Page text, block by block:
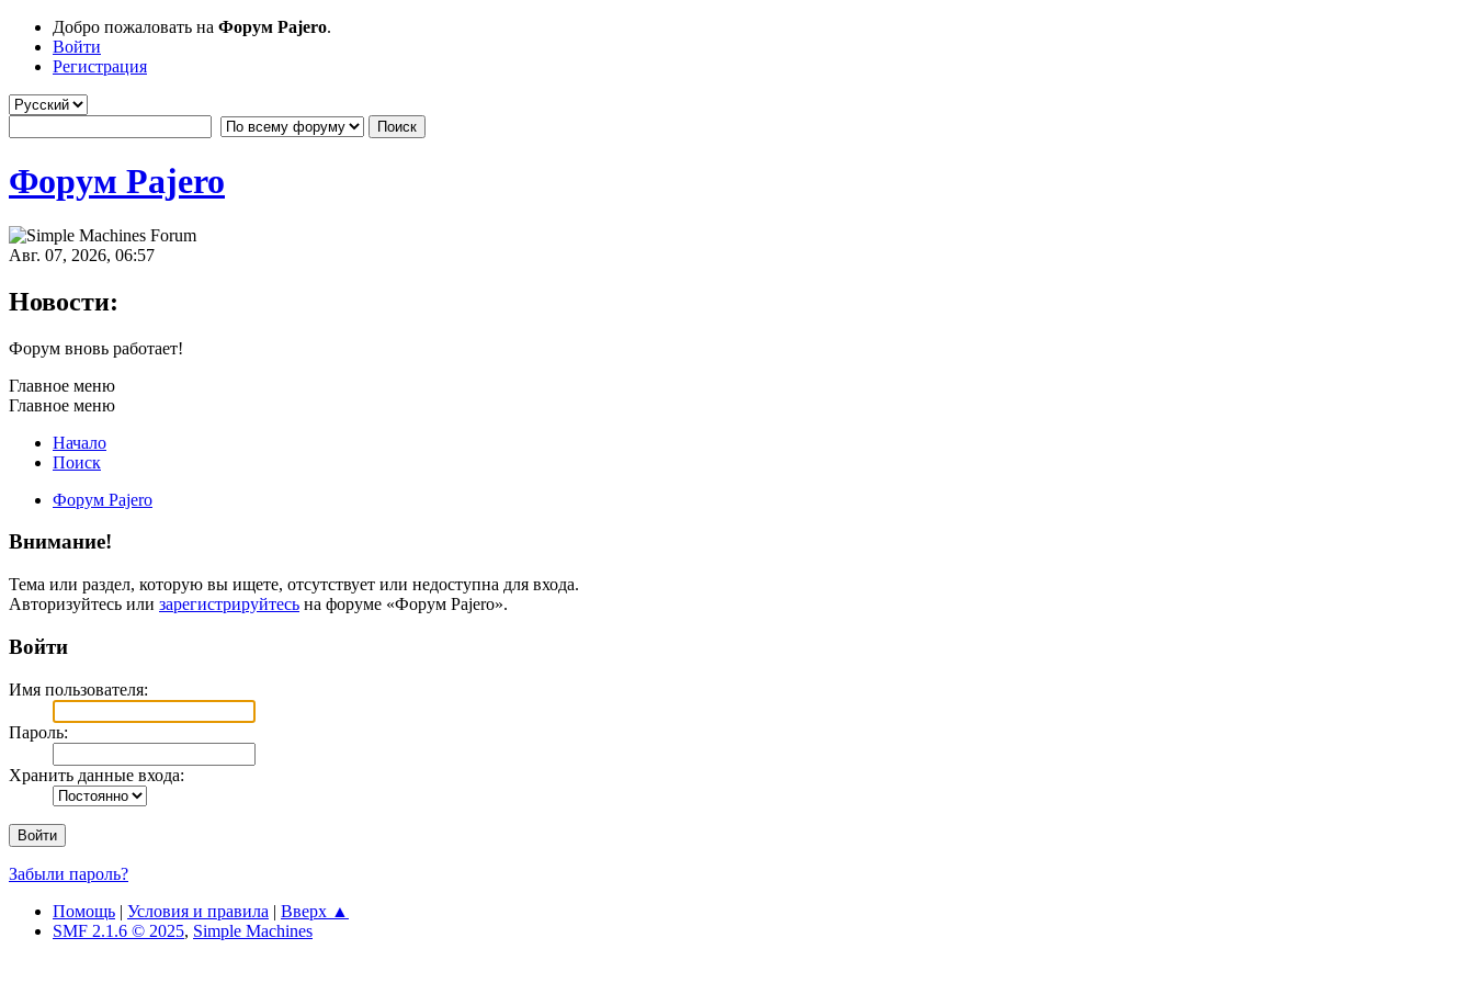
Добро пожаловать на Форум Pajero.
Войти
Регистрация
Форум Pajero
Авг. 07, 2026, 06:57
Новости:
Форум вновь работает!
Главное меню
Главное меню
Начало
Поиск
Форум Pajero
Внимание!
Тема или раздел, которую вы ищете, отсутствует или недоступна для входа.
Авторизуйтесь или зарегистрируйтесь на форуме «Форум Pajero».
Войти
Имя пользователя:
Пароль:
Хранить данные входа:
Забыли пароль?
Помощь | Условия и правила | Вверх ▲
SMF 2.1.6 © 2025, Simple Machines